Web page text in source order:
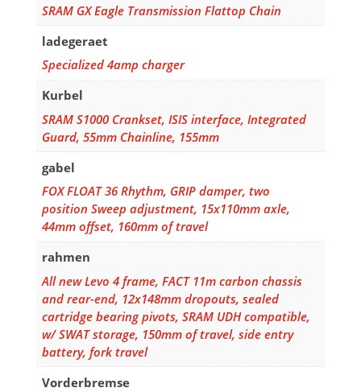
SRAM GX Eagle Transmission Flattop Chain
ladegeraet
Specialized 4amp charger
Kurbel
SRAM S1000 Crankset, ISIS interface, Integrated
Guard, 55mm Chainline, 155mm
gabel
FOX FLOAT 36 Rhythm, GRIP damper, two
position Sweep adjustment, 15x110mm axle,
44mm offset, 160mm of travel
rahmen
All new Levo 4 frame, FACT 11m carbon chassis
and rear-end, 12x148mm dropouts, sealed
cartridge bearing pivots, SRAM UDH compatible,
w/ SWAT storage, 150mm of travel, side entry
battery, fork travel
Vorderbremse